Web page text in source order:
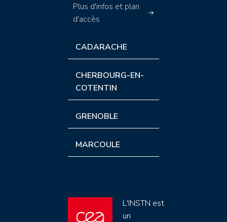
Plus d'infos et plan
d'accès
CADARACHE
CHERBOURG-EN-
COTENTIN
GRENOBLE
MARCOULE
L'INSTN est
un